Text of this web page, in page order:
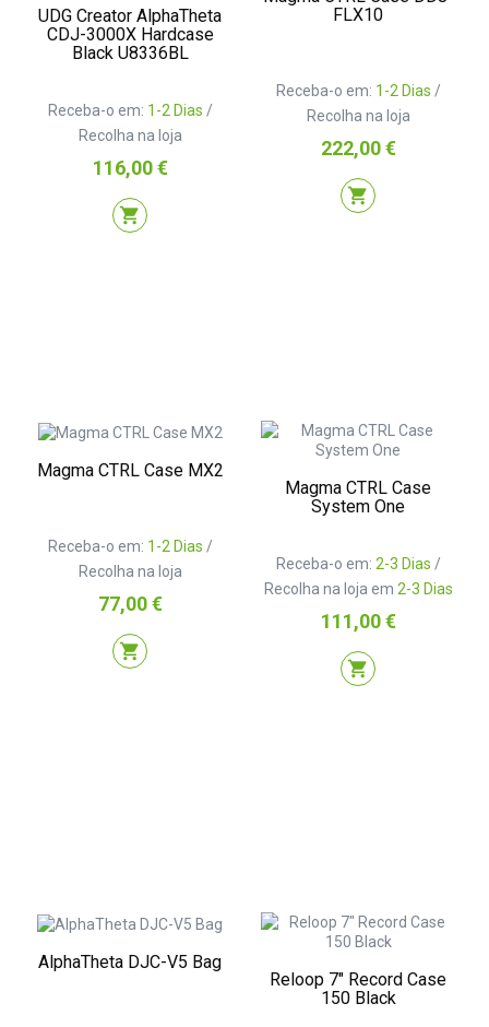
UDG Creator AlphaTheta
CDJ-3000X Hardcase
Black U8336BL
Receba-o em: 1-2 Dias /
Recolha na loja
Preço
116,00 €
shopping_cart
FLX10
Receba-o em: 1-2 Dias /
Recolha na loja
Preço
222,00 €
shopping_cart
Magma CTRL Case MX2
Receba-o em: 1-2 Dias /
Recolha na loja
Preço
77,00 €
shopping_cart
Magma CTRL Case
System One
Receba-o em: 2-3 Dias /
Recolha na loja em 2-3 Dias
Preço
111,00 €
shopping_cart
AlphaTheta DJC-V5 Bag
Reloop 7″ Record Case
150 Black